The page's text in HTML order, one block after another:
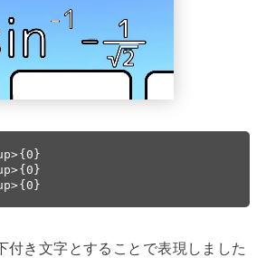
付き文字とすることで表現しました